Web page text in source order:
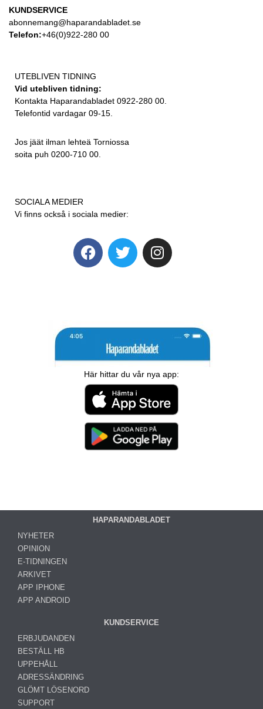
KUNDSERVICE
abonnemang@haparandabladet.se
Telefon:+46(0)922-280 00
UTEBLIVEN TIDNING
Vid utebliven tidning:
Kontakta Haparandabladet 0922-280 00.
Telefontid vardagar 09-15.
Jos jäät ilman lehteä Torniossa
soita puh 0200-710 00.
SOCIALA MEDIER
Vi finns också i sociala medier:
Här hittar du vår nya app:
HAPARANDABLADET
NYHETER
OPINION
E-TIDNINGEN
ARKIVET
APP IPHONE
APP ANDROID
KUNDSERVICE
ERBJUDANDEN
BESTÄLL HB
UPPEHÅLL
ADRESSÄNDRING
GLÖMT LÖSENORD
SUPPORT